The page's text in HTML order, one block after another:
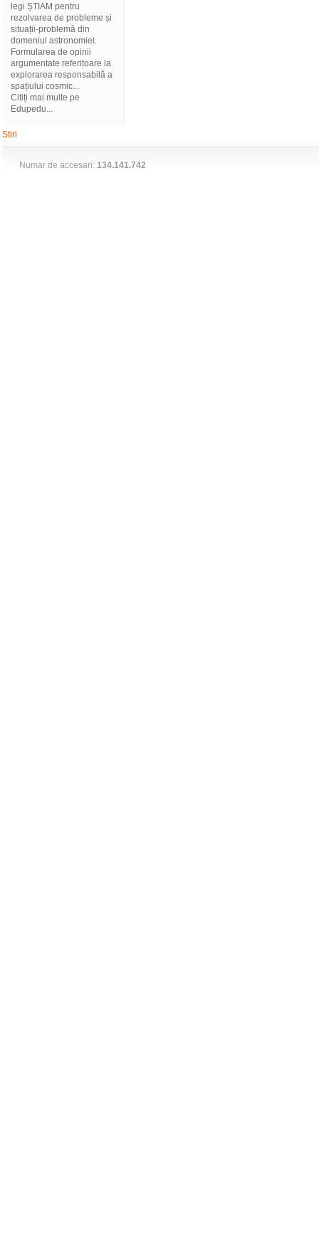
legi ȘTIAM pentru
rezolvarea de probleme și
situații-problemă din
domeniul astronomiei.
Formularea de opinii
argumentate referitoare la
explorarea responsabilă a
spațiului cosmic...
Citiți mai multe pe
Edupedu...
Stiri
Numar de accesari: 134.141.742